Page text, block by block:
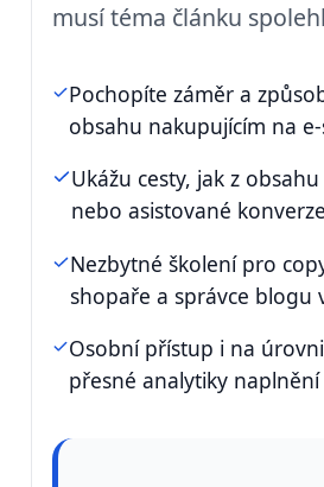
musí téma článku
Pochopíte záměr a
obsahu nakupujícím na
Ukážu cesty, jak z
nebo asistované
Nezbytné školení pro
shopaře a správce blogu
Osobní přístup i na
přesné analytiky